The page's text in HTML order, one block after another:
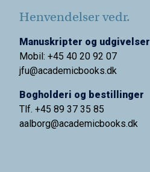
Henvendelser vedr.
Manuskripter og udgivelser
Mobil: +45 40 20 92 07
jfu@academicbooks.dk
Bogholderi og bestillinger
Tlf. +45 89 37 35 85
aalborg@academicbooks.dk